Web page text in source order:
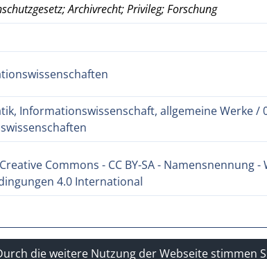
Archivrecht; Privileg; Forschung
Informationswissenschaft, allgemeine Werke /
Creative Commons - CC BY-SA - Namensnennung
4.0 International
Sitelinksdie weitere Nutzung der Webseite stimmen